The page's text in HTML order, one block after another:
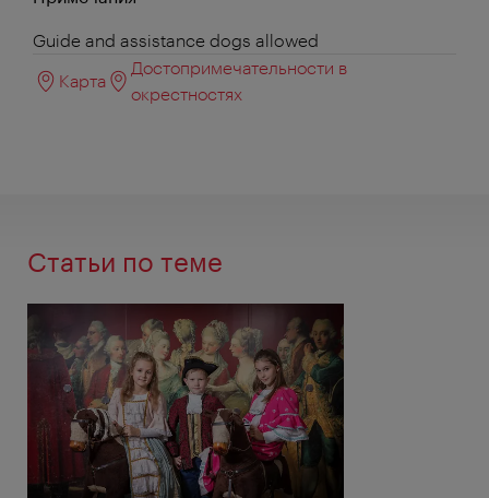
Guide and assistance dogs allowed
Карта
Достопримечательности в
окрестностях
Статьи по теме